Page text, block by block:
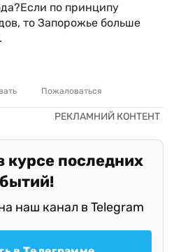
по принципу
то Запорожье больше
Пожаловаться
курсе последних
наш канал в Telegram